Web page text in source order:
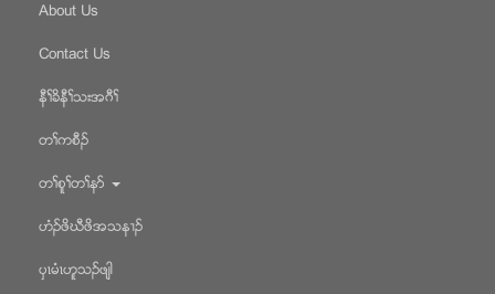
About Us
Contact Us
နီႈခိနီႈသးအဂီႈ
တႈကစီဥ
တႈစူႈတႈနဏ
ဟံဥဖိဃီဖိအသန႕ဥ
ပွၚမံၚဟူသဥဖ်ါ